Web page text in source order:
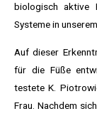
biologisch aktive
Systeme in
Auf dieser
für die Füße
testete K.
Frau. Nachdem